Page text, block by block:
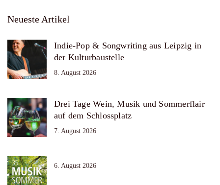
Neueste Artikel
Indie-Pop & Songwriting aus Leipzig in
der Kulturbaustelle
8. August 2026
Drei Tage Wein, Musik und Sommerflair
auf dem Schlossplatz
7. August 2026
6. August 2026